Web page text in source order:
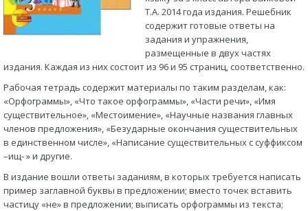
Т.А. 2014 года издания. Решебник
содержит готовые ответы на
задания и упражнения,
размещенные в двух частях
издания. Каждая из них состоит из 96 и 95 страниц, соответственно.
Рабочая тетрадь содержит материалы по таким разделам, как:
«Орфограммы», «Что такое орфограммы», «Части речи», «Имя
существительное», «Местоимение», «Научные названия главных
членов предложения», «Безударные окончания существительных
в единственном числе», «Написание существительных с суффиксом
–ищ- » и другие.
В издание вошли ответы заданиям, в которых требуется написать
пример заглавной буквы в предложении; вместо точек вставить
частицу «не» в предложении; выписать орфограммы из текста;